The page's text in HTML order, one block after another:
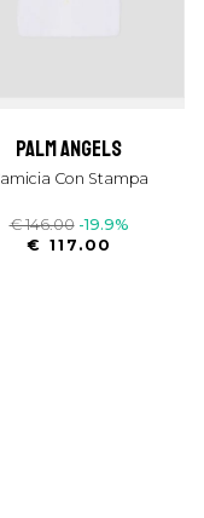
palm angels
Camicia Con Stampa
€ 146.00 -19.9%
€ 117.00